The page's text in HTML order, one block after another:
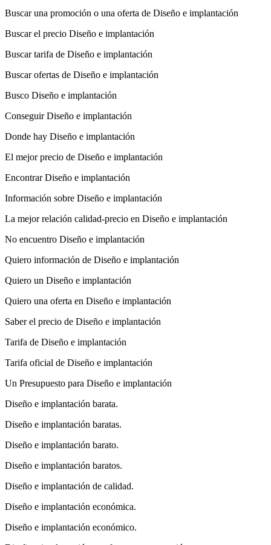
Buscar una promoción o una oferta de Diseño e implantación
Buscar el precio Diseño e implantación
Buscar tarifa de Diseño e implantación
Buscar ofertas de Diseño e implantación
Busco Diseño e implantación
Conseguir Diseño e implantación
Donde hay Diseño e implantación
El mejor precio de Diseño e implantación
Encontrar Diseño e implantación
Información sobre Diseño e implantación
La mejor relación calidad-precio en Diseño e implantación
No encuentro Diseño e implantación
Quiero información de Diseño e implantación
Quiero un Diseño e implantación
Quiero una oferta en Diseño e implantación
Saber el precio de Diseño e implantación
Tarifa de Diseño e implantación
Tarifa oficial de Diseño e implantación
Un Presupuesto para Diseño e implantación
Diseño e implantación barata.
Diseño e implantación baratas.
Diseño e implantación barato.
Diseño e implantación baratos.
Diseño e implantación de calidad.
Diseño e implantación económica.
Diseño e implantación económico.